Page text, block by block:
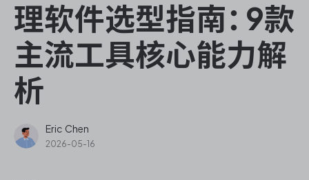
ONES Assistant
敏捷研发管理
企业知识库管理
理软件选型指南：9款
主流工具核心能力解
析
Eric Chen
2026-05-16